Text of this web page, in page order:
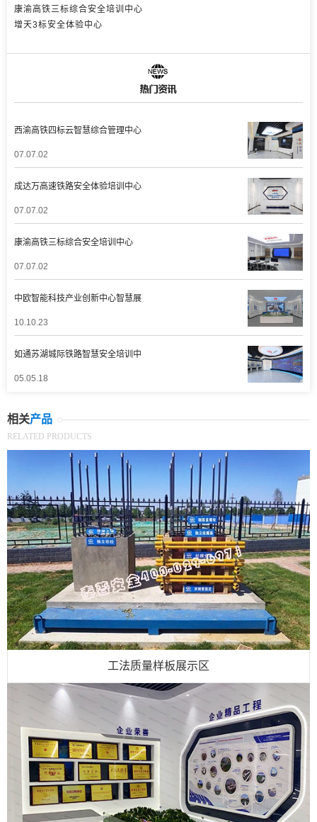
康渝高铁三标综合安全培训中心
增天3标安全体验中心
西渝高铁四标云智慧综合管理中心
07.07.02
成达万高速铁路安全体验培训中心
07.07.02
康渝高铁三标综合安全培训中心
07.07.02
中欧智能科技产业创新中心智慧展
10.10.23
如通苏湖城际铁路智慧安全培训中
05.05.18
相关产品
RELATED PRODUCTS
工法质量样板展示区